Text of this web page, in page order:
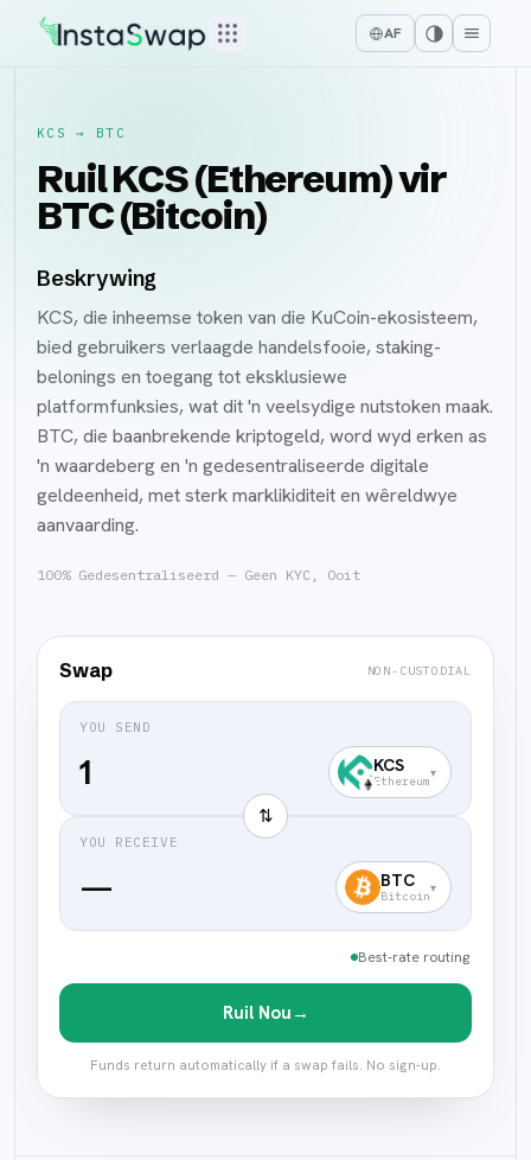
AF
KCS → BTC
Ruil KCS (Ethereum) vir
BTC (Bitcoin)
Beskrywing
KCS, die inheemse token van die KuCoin-ekosisteem,
bied gebruikers verlaagde handelsfooie, staking-
belonings en toegang tot eksklusiewe
platformfunksies, wat dit 'n veelsydige nutstoken maak.
BTC, die baanbrekende kriptogeld, word wyd erken as
'n waardeberg en 'n gedesentraliseerde digitale
geldeenheid, met sterk marklikiditeit en wêreldwye
aanvaarding.
100% Gedesentraliseerd — Geen KYC, Ooit
Swap NON-CUSTODIAL
YOU SEND
KCS
Ethereum
▾
⇅
YOU RECEIVE
— BTC
Bitcoin
▾
Best-rate routing
Ruil Nou →
Funds return automatically if a swap fails. No sign-up.